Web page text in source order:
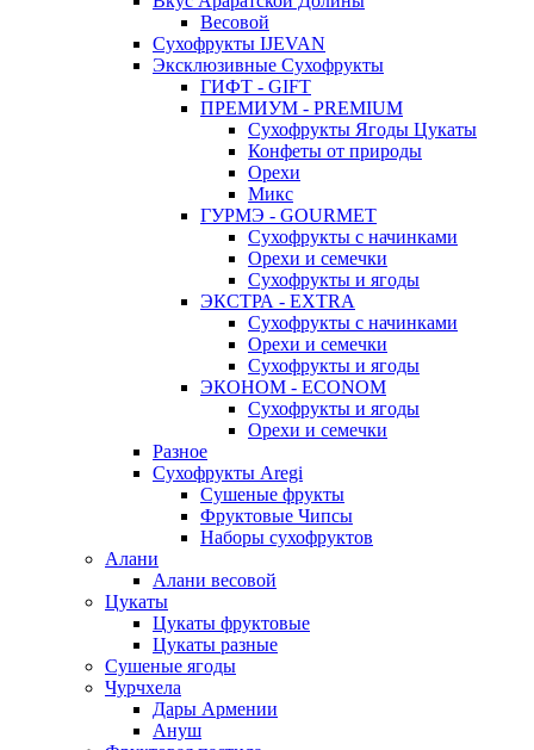
Весовой
Сухофрукты IJEVAN
Эксклюзивные Сухофрукты
ГИФТ - GIFT
ПРЕМИУМ - PREMIUM
Сухофрукты Ягоды Цукаты
Конфеты от природы
Орехи
Микс
ГУРМЭ - GOURMET
Сухофрукты с начинками
Орехи и семечки
Сухофрукты и ягоды
ЭКСТРА - EXTRA
Сухофрукты с начинками
Орехи и семечки
Сухофрукты и ягоды
ЭКОНОМ - ECONOM
Сухофрукты и ягоды
Орехи и семечки
Разное
Сухофрукты Aregi
Сушеные фрукты
Фруктовые Чипсы
Наборы сухофруктов
Алани
Алани весовой
Цукаты
Цукаты фруктовые
Цукаты разные
Сушеные ягоды
Чурчхела
Дары Армении
Ануш